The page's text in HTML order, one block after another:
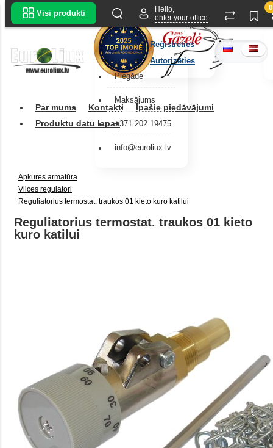
Piegāde
Maksājums
+371 202 19475
info@euroliux.lv
Par mums Kontakti
Īpašie piedāvājumi
Produktu datu lapas
Visi produkti
Hello,
enter your office
Reģistrēties
Autorizēties
0
Apkures armatūra
Vilces regulatori
Reguliatorius termostat. traukos 01 kieto kuro katilui
Reguliatorius termostat. traukos 01 kieto
kuro katilui